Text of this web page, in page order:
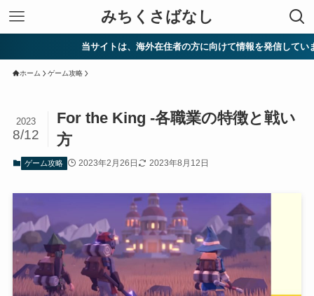
みちくさばなし
当サイトは、海外在住者の方に向けて情報を発信しています。
ホーム ゲーム攻略
For the King -各職業の特徴と戦い
方
2023
8/12
ゲーム攻略 2023年2月26日 2023年8月12日